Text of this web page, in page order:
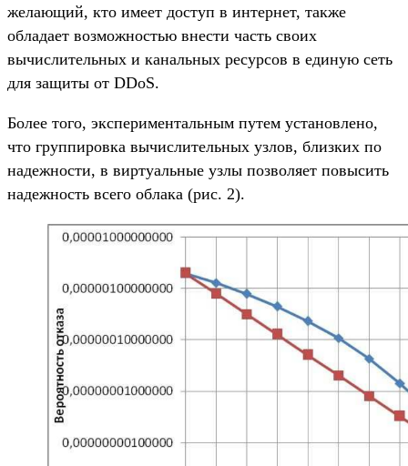
желающий, кто имеет доступ в интернет, также
обладает возможностью внести часть своих
вычислительных и канальных ресурсов в единую сеть
для защиты от DDoS.
Более того, экспериментальным путем установлено,
что группировка вычислительных узлов, близких по
надежности, в виртуальные узлы позволяет повысить
надежность всего облака (рис. 2).